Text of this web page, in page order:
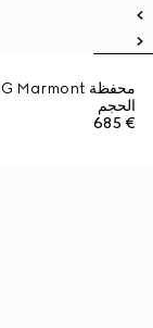
الحجم
€ 685